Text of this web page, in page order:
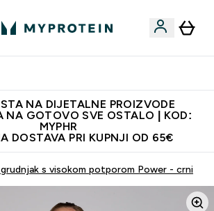
NA DIJETALNE PROIZVODE
NA GOTOVO SVE OSTALO | KOD:
MYPHR
DOSTAVA PRI KUPNJI OD 65€
s visokom potporom Power - crni